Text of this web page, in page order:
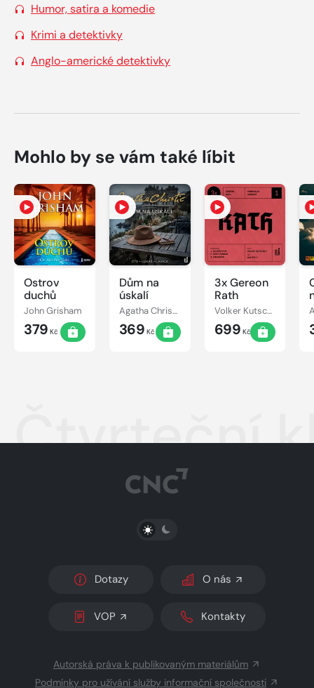
Humor, satira a komedie
Krimi a detektivky
Anglo-americké detektivky
Mohlo by se vám také líbit
Ostrov
duchů
John Grisham
379 Kč
Dům na
úskalí
Agatha Christie
369 Kč
3x Gereon
Rath
Volker Kutscher
699 Kč
Čtvrteční
PŘEPNOUT SVĚTLÝ/TMAVÝ REŽIM
Dotazy O nás
VOP Kontakty
Autorská práva k publikovaným materiálům
Podmínky pro užívání služby informační společnosti